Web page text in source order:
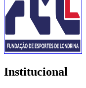
Institucional